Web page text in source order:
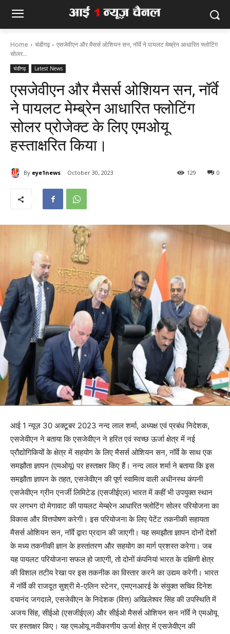
Home चंडीगढ़
एसजेवीएन और मैसर्स ओशियन सन, नॉर्वे ने पायलट मेम्ब्रेन आधारित फ्लोटिंग
सोलर...
चंडीगढ़ Latest News
एसजेवीएन और मैसर्स ओशियन सन, नॉर्वे
ने पायलट मेम्ब्रेन आधारित फ्लोटिंग
सोलर प्रोजेक्ट के लिए एमओयू
हस्ताक्षरि‍त किया।
By eye1news October 30, 2023 0
129
आई 1 न्यूज़ 30 अक्टूबर 2023 नन्‍द लाल शर्मा, अध्यक्ष एवं प्रबंध निदेशक,
एसजेवीएन ने बताया कि एसजेवीएन ने हरित एवं स्वच्छ ऊर्जा क्षेत्र में नई
प्रौद्योगिकियों के क्षेत्र में सहयोग के लिए मैसर्स ओशियन सन, नॉर्वे के साथ एक
समझौता ज्ञापन (एमओयू) पर हस्ताक्षर किए हैं। नन्‍द लाल शर्मा ने बताया कि इस
समझौता ज्ञापन के तहत, एसजेवीएन की पूर्ण स्वामित्व वाली अधीनस्‍थ कंपनी
एसजेवीएन ग्रीन एनर्जी लिमिटेड (एसजीईएल) भारत में कहीं भी उपयुक्त स्थान
पर लगभग दो मेगावाट की पायलट मेम्ब्रेन आधारित फ्लोटिंग सोलर परियोजना का
विकास और वित्तपोषण करेगी। इस परियोजना के लिए पेटेंट तकनीकी सहायता
मैसर्स ओशियन सन, नॉर्वे द्वारा प्रदान की जाएगी। यह समझौता ज्ञापन दोनों देशों
के मध्‍य तकनीकी ज्ञान के हस्तांतरण और सहयोग का मार्ग प्रशस्त करेगा। जब
यह पायलट परियोजना सफल हो जाएगी, तो दोनों कंपनियां भारत के दक्षिणी क्षेत्र
की विशाल तटीय रेखा पर इस तकनीक का विस्तार करने का उद्यम करेगी। भारत
में नॉर्वे की राजदूत सुश्री मे-एलिन स्टेनर, एमएनआरई के संयुक्त सचिव दिनेश
दयानंद जगदाले, एसजेवीएन के निदेशक (वित्त) अखिलेश्वर सिंह की उपस्थिति में
अजय सिंह, सीईओ (एसजीईएल) और सीईओ मैसर्स ओशियन सन नॉर्वे ने एमओयू
पर हस्ताक्षर किए। यह एमओयू नवीकरणीय ऊर्जा क्षेत्र में एसजेवीएन की